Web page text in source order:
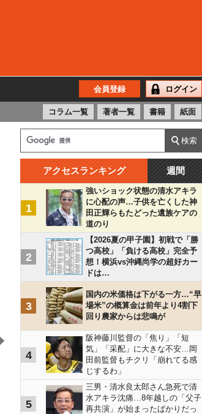
会員登録 ログイン
コラム一覧 著者一覧 書籍 紙面
アクセスランキング 週間
1
強いショック状態の清水アキラ
に心配の声…子供を亡くした神
田正輝らもたどった遺族ケアの
道のり
2
【2026夏の甲子園】初戦で「勝
つ高校」「負ける高校」完全予
想！横浜vs沖縄尚学の超好カー
ドは…
3
国内の米価格は下がる一方…“早
場米”の概算金は前年より4割下
回り農家からは悲鳴が
4
阪神藤川監督の「焦り」「短
気」「采配」に大きな不安…岡
田前監督もチクリ「崩れてる感
じするわ」
5
三男・清水良太郎さん急死で清
水アキラ沈痛…8年越しの「父子
再共演」が始まったばかりだっ